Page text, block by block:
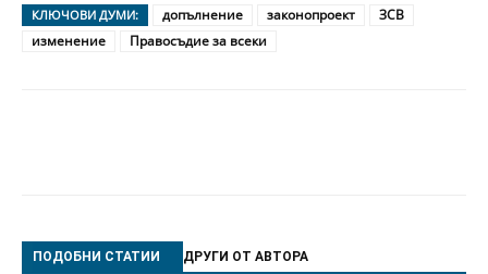
КЛЮЧОВИ ДУМИ: допълнение законопроект
ЗСВ
изменение
Правосъдие за всеки
ПОДОБНИ СТАТИИ ДРУГИ ОТ АВТОРА